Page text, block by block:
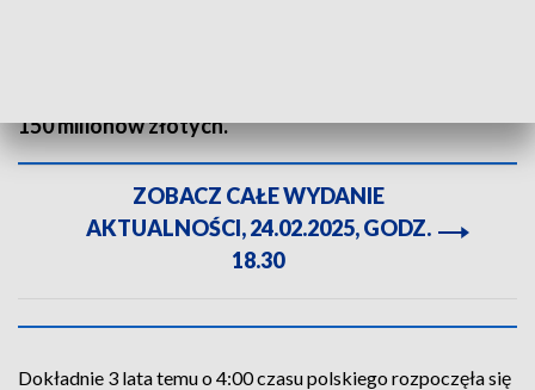
150 milionów złotych.
ZOBACZ CAŁE WYDANIE
AKTUALNOŚCI, 24.02.2025, GODZ.
18.30
Dokładnie 3 lata temu o 4:00 czasu polskiego rozpoczęła się